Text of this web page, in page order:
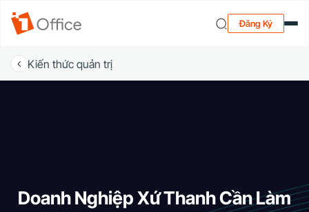
Đăng Ký
Kiến thức quản trị
Doanh Nghiệp Xứ Thanh Cần Làm